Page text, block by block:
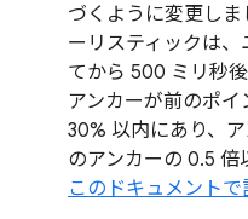
づくように変更し
ーリスティックは
てから 500 ミリ秒
アンカーが前のポ
30% 以内にあり、
のアンカーの 0.5 倍
このドキュメント